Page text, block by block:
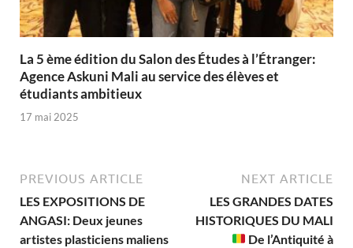
La 5 ème édition du Salon des Études à l’Étranger:
Agence Askuni Mali au service des élèves et
étudiants ambitieux
17 mai 2025
PREVIOUS ARTICLE
LES EXPOSITIONS DE
ANGASI: Deux jeunes
artistes plasticiens maliens
NEXT ARTICLE
LES GRANDES DATES
HISTORIQUES DU MALI
De l’Antiquité à